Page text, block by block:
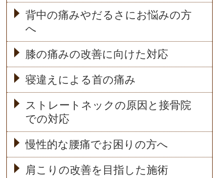
背中の痛みやだるさにお悩みの方
へ
膝の痛みの改善に向けた対応
寝違えによる首の痛み
ストレートネックの原因と接骨院
での対応
慢性的な腰痛でお困りの方へ
肩こりの改善を目指した施術